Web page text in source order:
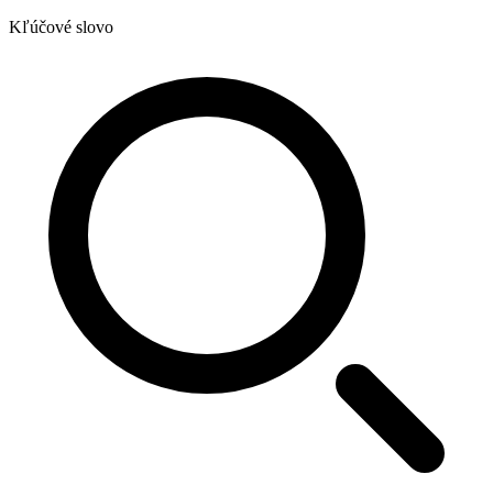
Kľúčové slovo